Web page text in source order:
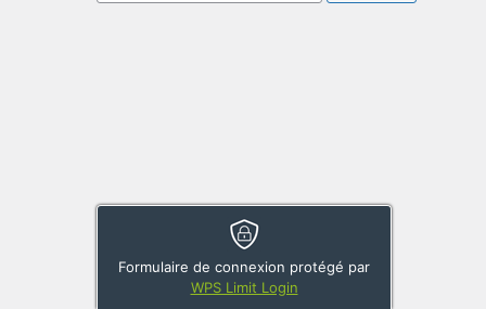
Formulaire de connexion protégé par
WPS Limit Login